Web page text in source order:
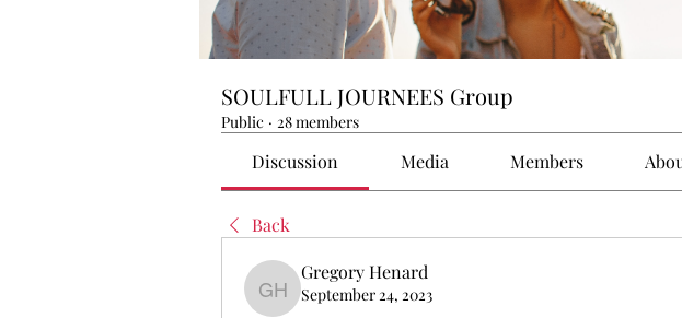
SOULFULL JOURNEES Group
Public · 28 members
Discussion Media Members
Back
Gregory Henard
Gregory Henard
September 24, 2023